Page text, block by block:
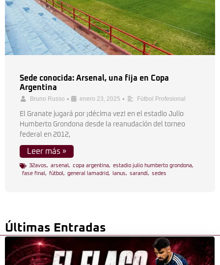
Sede conocida: Arsenal, una fija en Copa
Argentina
Bruno Russo • enero 23, 2025 • Fútbol Profesional
El Granate jugará por ¡décima vez! en el estadio Julio
Humberto Grondona desde la reanudación del torneo
federal en 2012,
Leer más »
32avos, arsenal , copa argentina, estadio julio humberto grondona,
fase final , fútbol , general lamadrid, lanus, sarandí, sedes
Últimas Entradas